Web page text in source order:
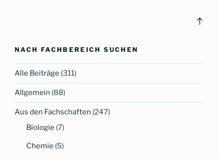
Welcome
back
again
in
Gaelic“
NACH FACHBEREICH SUCHEN
Alle Beiträge (311)
Allgemein (88)
Aus den Fachschaften (247)
Biologie (7)
Chemie (5)